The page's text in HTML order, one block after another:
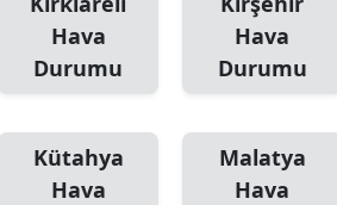
Hava
Durumu
Hava
Durumu
Kütahya
Hava
Malatya
Hava